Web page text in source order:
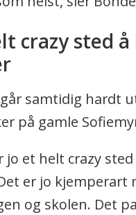
crazy sted
samtidig hardt
på gamle
jo et helt crazy
er jo kjemperart
og skolen. Det